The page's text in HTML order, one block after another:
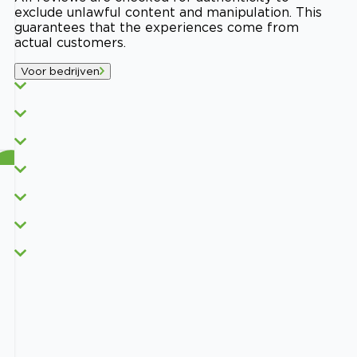
exclude unlawful content and manipulation. This
guarantees that the experiences come from
actual customers.
Voor bedrijven